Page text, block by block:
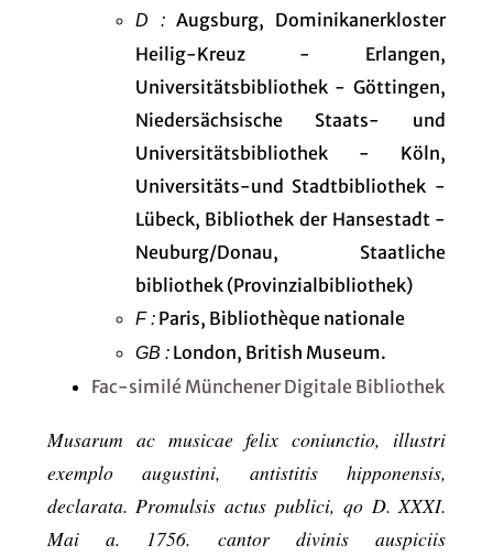
D :Augsburg, Dominikanerkloster
Heilig-Kreuz - Erlangen,
Universitätsbibliothek - Göttingen,
Niedersächsische Staats- und
Universitätsbibliothek - Köln,
Universitäts-und Stadtbibliothek -
Lübeck, Bibliothek der Hansestadt -
Neuburg/Donau, Staatliche
bibliothek (Provinzialbibliothek)
F :Paris, Bibliothèque nationale
GB :London, British Museum.
Fac-similé Münchener Digitale Bibliothek
Musarum ac musicae felix coniunctio, illustri
exemplo augustini, antistitis hipponensis,
declarata. Promulsis actus publici, qo D. XXXI.
Mai a. 1756. cantor divinis auspiciis